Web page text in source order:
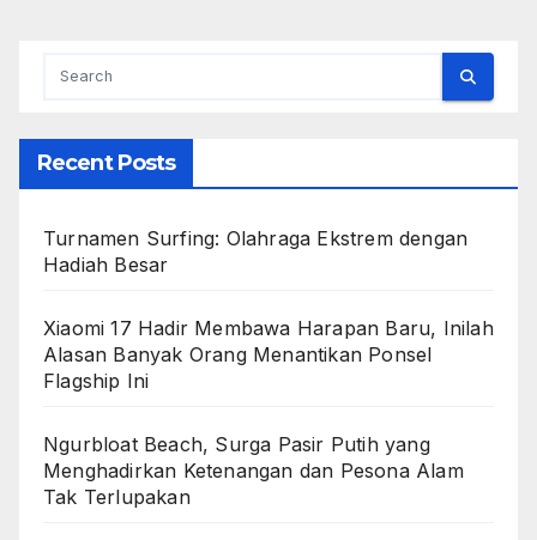
Recent Posts
Turnamen Surfing: Olahraga Ekstrem dengan
Hadiah Besar
Xiaomi 17 Hadir Membawa Harapan Baru, Inilah
Alasan Banyak Orang Menantikan Ponsel
Flagship Ini
Ngurbloat Beach, Surga Pasir Putih yang
Menghadirkan Ketenangan dan Pesona Alam
Tak Terlupakan